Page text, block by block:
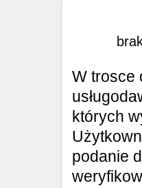
W trosce
których
podanie